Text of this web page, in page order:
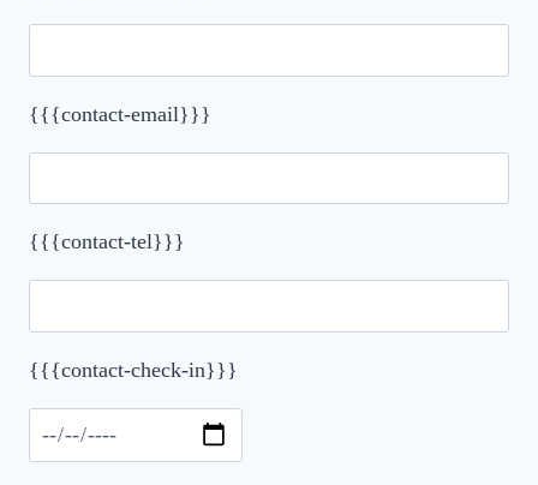
{{{contact-email}}}
{{{contact-tel}}}
Please leave this field empty.
{{{contact-check-in}}}